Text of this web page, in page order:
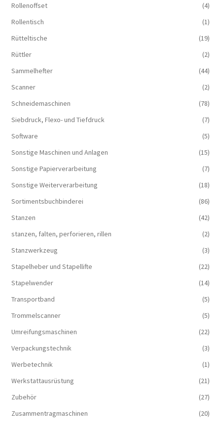
Rollenoffset
(4)
Rollentisch
(1)
Rütteltische
(19)
Rüttler
(2)
Sammelhefter
(44)
Scanner
(2)
Schneidemaschinen
(78)
Siebdruck, Flexo- und Tiefdruck
(7)
Software
(5)
Sonstige Maschinen und Anlagen
(15)
Sonstige Papierverarbeitung
(7)
Sonstige Weiterverarbeitung
(18)
Sortimentsbuchbinderei
(86)
Stanzen
(42)
stanzen, falten, perforieren, rillen
(2)
Stanzwerkzeug
(3)
Stapelheber und Stapellifte
(22)
Stapelwender
(14)
Transportband
(5)
Trommelscanner
(5)
Umreifungsmaschinen
(22)
Verpackungstechnik
(3)
Werbetechnik
(1)
Werkstattausrüstung
(21)
Zubehör
(27)
Zusammentragmaschinen
(20)